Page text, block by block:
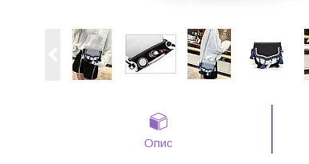
Опис